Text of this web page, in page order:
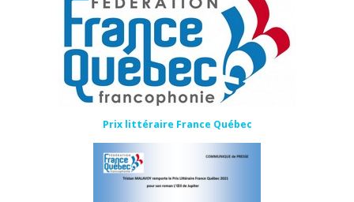
Prix littéraire France Québec